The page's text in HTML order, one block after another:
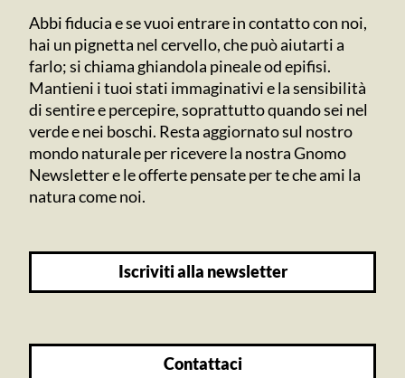
Abbi fiducia e se vuoi entrare in contatto con noi,
hai un pignetta nel cervello, che può aiutarti a
farlo; si chiama ghiandola pineale od epifisi.
Mantieni i tuoi stati immaginativi e la sensibilità
di sentire e percepire, soprattutto quando sei nel
verde e nei boschi. Resta aggiornato sul nostro
mondo naturale per ricevere la nostra Gnomo
Newsletter e le offerte pensate per te che ami la
natura come noi.
iscriviti alla newsletter
contattaci